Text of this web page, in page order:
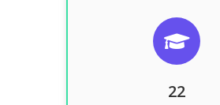
22
doktorskom studiju